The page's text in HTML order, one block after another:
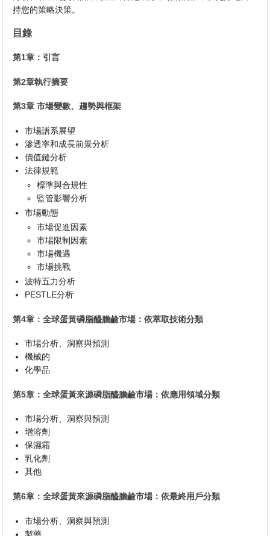
持您的策略決策。
目錄
第1章：引言
第2章執行摘要
第3章 市場變數、趨勢與框架
市場譜系展望
滲透率和成長前景分析
價值鏈分析
法律規範
標準與合規性
監管影響分析
市場動態
市場促進因素
市場限制因素
市場機遇
市場挑戰
波特五力分析
PESTLE分析
第4章：全球蛋黃磷脂醯膽鹼市場：依萃取技術分類
市場分析、洞察與預測
機械的
化學品
第5章：全球蛋黃來源磷脂醯膽鹼市場：依應用領域分類
市場分析、洞察與預測
增溶劑
保濕霜
乳化劑
其他
第6章：全球蛋黃來源磷脂醯膽鹼市場：依最終用戶分類
市場分析、洞察與預測
製藥